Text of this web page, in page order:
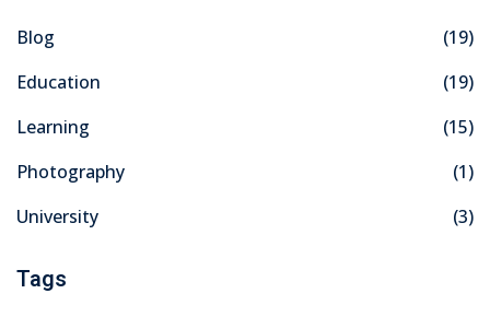
Blog
(19)
Education
(19)
Learning
(15)
Photography
(1)
University
(3)
Tags